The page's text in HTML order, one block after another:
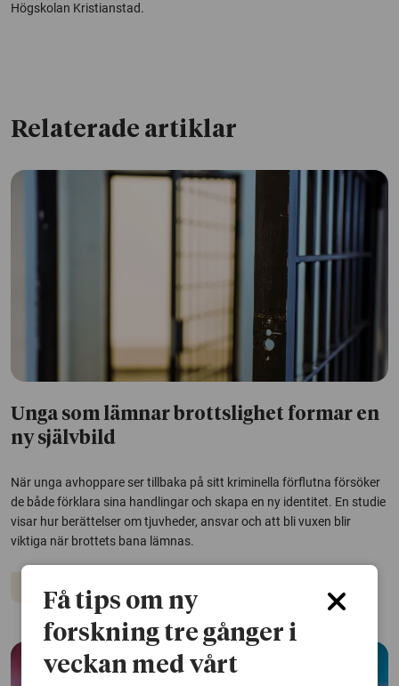
Högskolan Kristianstad.
Relaterade artiklar
Unga som lämnar brottslighet formar en
ny självbild
När unga avhoppare ser tillbaka på sitt kriminella förflutna försöker
de både förklara sina handlingar och skapa en ny identitet. En studie
visar hur berättelser om tjuvheder, ansvar och att bli vuxen blir
viktiga när brottets bana lämnas.
Kriminalitet
Få tips om ny
forskning tre gånger i
veckan med vårt